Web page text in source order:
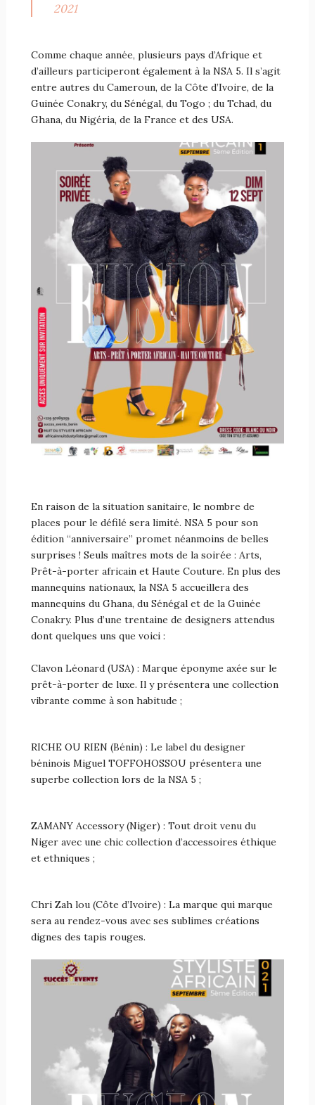
2021
Comme chaque année, plusieurs pays d’Afrique et
d’ailleurs participeront également à la NSA 5. Il s’agit
entre autres du Cameroun, de la Côte d’Ivoire, de la
Guinée Conakry, du Sénégal, du Togo ; du Tchad, du
Ghana, du Nigéria, de la France et des USA.
En raison de la situation sanitaire, le nombre de
places pour le défilé sera limité. NSA 5 pour son
édition “anniversaire” promet néanmoins de belles
surprises ! Seuls maîtres mots de la soirée : Arts,
Prêt-à-porter africain et Haute Couture. En plus des
mannequins nationaux, la NSA 5 accueillera des
mannequins du Ghana, du Sénégal et de la Guinée
Conakry. Plus d’une trentaine de designers attendus
dont quelques uns que voici :
Clavon Léonard (USA) : Marque éponyme axée sur le
prêt-à-porter de luxe. Il y présentera une collection
vibrante comme à son habitude ;
RICHE OU RIEN (Bénin) : Le label du designer
béninois Miguel TOFFOHOSSOU présentera une
superbe collection lors de la NSA 5 ;
ZAMANY Accessory (Niger) : Tout droit venu du
Niger avec une chic collection d’accessoires éthique
et ethniques ;
Chri Zah lou (Côte d’Ivoire) : La marque qui marque
sera au rendez-vous avec ses sublimes créations
dignes des tapis rouges.